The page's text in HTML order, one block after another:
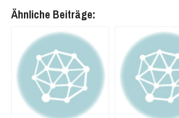
Ähnliche Beiträge: